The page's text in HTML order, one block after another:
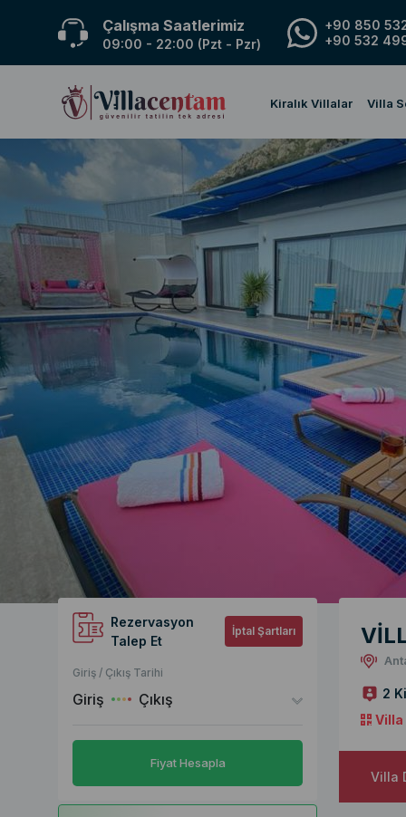
Çalışma Saatlerimiz
09:00 - 22:00 (Pzt - Pzr)
+90 850
+90 532
Kiralık Villalar Villa
Rezervasyon
Talep Et
İptal Şartları
Giriş / Çıkış Tarihi
Giriş Çıkış
Fiyat Hesapla
2
Villa
Villa